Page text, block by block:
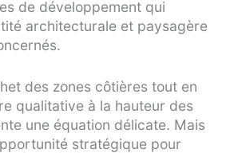
de développement qui
architecturale et paysagère
des zones côtières tout en
qualitative à la hauteur des
une équation délicate. Mais
stratégique pour